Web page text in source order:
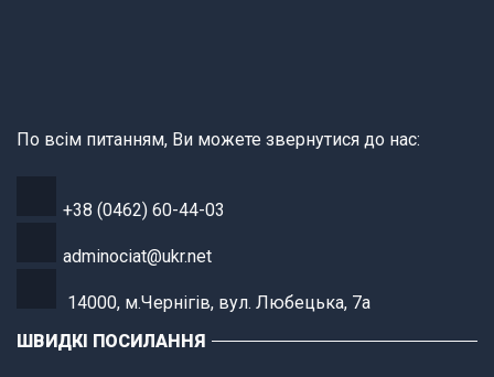
По всім питанням, Ви можете звернутися до нас:
+38 (0462) 60-44-03
adminociat@ukr.net
14000, м.Чернігів, вул. Любецька, 7а
ШВИДКІ ПОСИЛАННЯ